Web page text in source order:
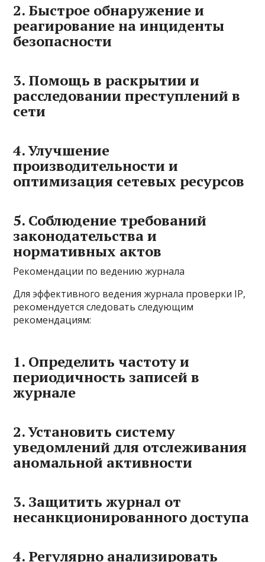
2. Быстрое обнаружение и
реагирование на инциденты
безопасности
3. Помощь в раскрытии и
расследовании преступлений в
сети
4. Улучшение
производительности и
оптимизация сетевых ресурсов
5. Соблюдение требований
законодательства и
нормативных актов
Рекомендации по ведению журнала
Для эффективного ведения журнала проверки IP,
рекомендуется следовать следующим
рекомендациям:
1. Определить частоту и
периодичность записей в
журнале
2. Установить систему
уведомлений для отслеживания
аномальной активности
3. Защитить журнал от
несанкционированного доступа
4. Регулярно анализировать